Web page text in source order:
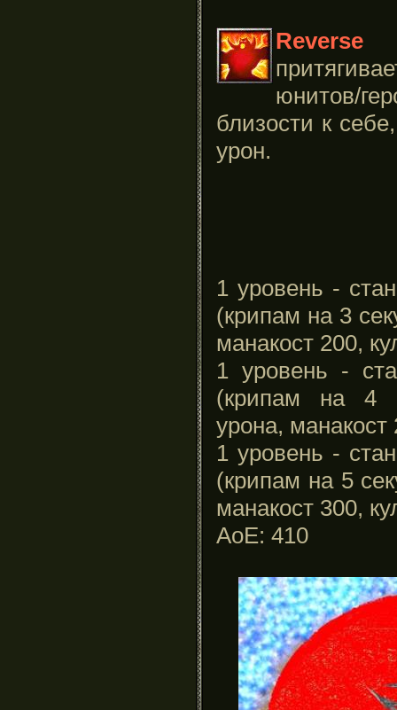
Reverse
юнитов/
близости к
урон.
1 уровень -
(крипам на 3
манакост 200,
1 уровень -
(крипам на 4
урона, манакост
1 уровень -
(крипам на 5
манакост 300,
АоЕ: 410